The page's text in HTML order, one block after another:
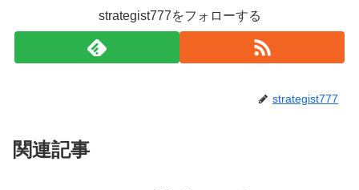
strategist777をフォローする
strategist777
関連記事